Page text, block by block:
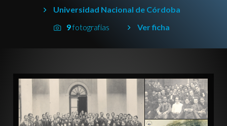
Universidad Nacional de Córdoba
9fotografías Ver ficha